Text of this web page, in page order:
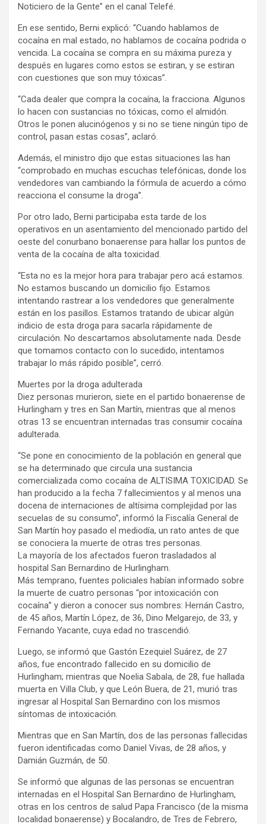
Noticiero de la Gente” en el canal Telefé.
En ese sentido, Berni explicó: “Cuando hablamos de
cocaína en mal estado, no hablamos de cocaína podrida o
vencida. La cocaína se compra en su máxima pureza y
después en lugares como estos se estiran, y se estiran
con cuestiones que son muy tóxicas”.
“Cada dealer que compra la cocaína, la fracciona. Algunos
lo hacen con sustancias no tóxicas, como el almidón.
Otros le ponen alucinógenos y si no se tiene ningún tipo de
control, pasan estas cosas”, aclaró.
Además, el ministro dijo que estas situaciones las han
“comprobado en muchas escuchas telefónicas, donde los
vendedores van cambiando la fórmula de acuerdo a cómo
reacciona el consume la droga”.
Por otro lado, Berni participaba esta tarde de los
operativos en un asentamiento del mencionado partido del
oeste del conurbano bonaerense para hallar los puntos de
venta de la cocaína de alta toxicidad.
“Esta no es la mejor hora para trabajar pero acá estamos.
No estamos buscando un domicilio fijo. Estamos
intentando rastrear a los vendedores que generalmente
están en los pasillos. Estamos tratando de ubicar algún
indicio de esta droga para sacarla rápidamente de
circulación. No descartamos absolutamente nada. Desde
que tomamos contacto con lo sucedido, intentamos
trabajar lo más rápido posible”, cerró.
Muertes por la droga adulterada
Diez personas murieron, siete en el partido bonaerense de
Hurlingham y tres en San Martín, mientras que al menos
otras 13 se encuentran internadas tras consumir cocaína
adulterada.
“Se pone en conocimiento de la población en general que
se ha determinado que circula una sustancia
comercializada como cocaína de ALTISIMA TOXICIDAD. Se
han producido a la fecha 7 fallecimientos y al menos una
docena de internaciones de altísima complejidad por las
secuelas de su consumo”, informó la Fiscalía General de
San Martín hoy pasado el mediodía, un rato antes de que
se conociera la muerte de otras tres personas.
La mayoría de los afectados fueron trasladados al
hospital San Bernardino de Hurlingham.
Más temprano, fuentes policiales habían informado sobre
la muerte de cuatro personas “por intoxicación con
cocaína” y dieron a conocer sus nombres: Hernán Castro,
de 45 años, Martín López, de 36, Dino Melgarejo, de 33, y
Fernando Yacante, cuya edad no trascendió.
Luego, se informó que Gastón Ezequiel Suárez, de 27
años, fue encontrado fallecido en su domicilio de
Hurlingham; mientras que Noelia Sabala, de 28, fue hallada
muerta en Villa Club, y que León Buera, de 21, murió tras
ingresar al Hospital San Bernardino con los mismos
síntomas de intoxicación.
Mientras que en San Martín, dos de las personas fallecidas
fueron identificadas como Daniel Vivas, de 28 años, y
Damián Guzmán, de 50.
Se informó que algunas de las personas se encuentran
internadas en el Hospital San Bernardino de Hurlingham,
otras en los centros de salud Papa Francisco (de la misma
localidad bonaerense) y Bocalandro, de Tres de Febrero,